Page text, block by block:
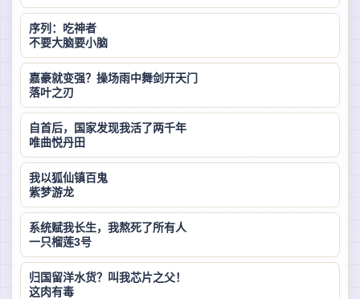
序列：吃神者
不要大脑要小脑
嘉豪就变强？操场雨中舞剑开天门
落叶之刃
自首后，国家发现我活了两千年
唯曲悦丹田
我以狐仙镇百鬼
紫梦游龙
系统赋我长生，我熬死了所有人
一只榴莲3号
归国留洋水货？叫我芯片之父！
这肉有毒